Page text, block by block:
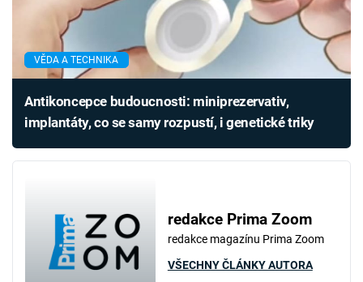
VĚDA A TECHNIKA
Antikoncepce budoucnosti: miniprezervativ,
implantáty, co se samy rozpustí, i genetické triky
redakce Prima Zoom
redakce magazínu Prima Zoom
VŠECHNY ČLÁNKY AUTORA